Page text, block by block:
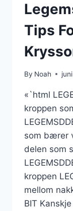
Tips
By Noah
«`html
kroppen
som bærer
delen som
kroppen
mellom
BIT